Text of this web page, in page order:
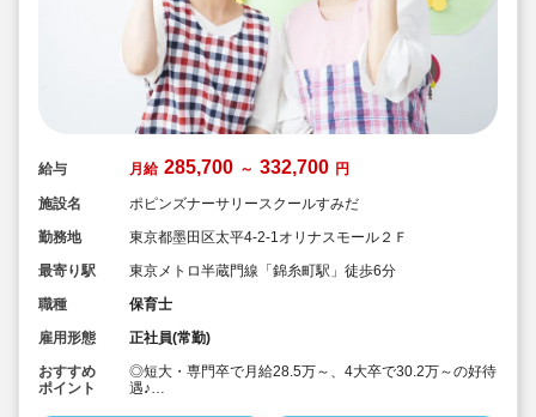
給与 月給 285,700 ～ 332,700 円
施設名
ポピンズナーサリースクールすみだ
勤務地
東京都墨田区太平4-2-1オリナスモール２Ｆ
最寄り駅
東京メトロ半蔵門線「錦糸町駅」徒歩6分
職種
保育士
雇用形態
正社員(常勤)
おすすめ
ポイント
◎短大・専門卒で月給28.5万～、4大卒で30.2万～の好待
遇♪